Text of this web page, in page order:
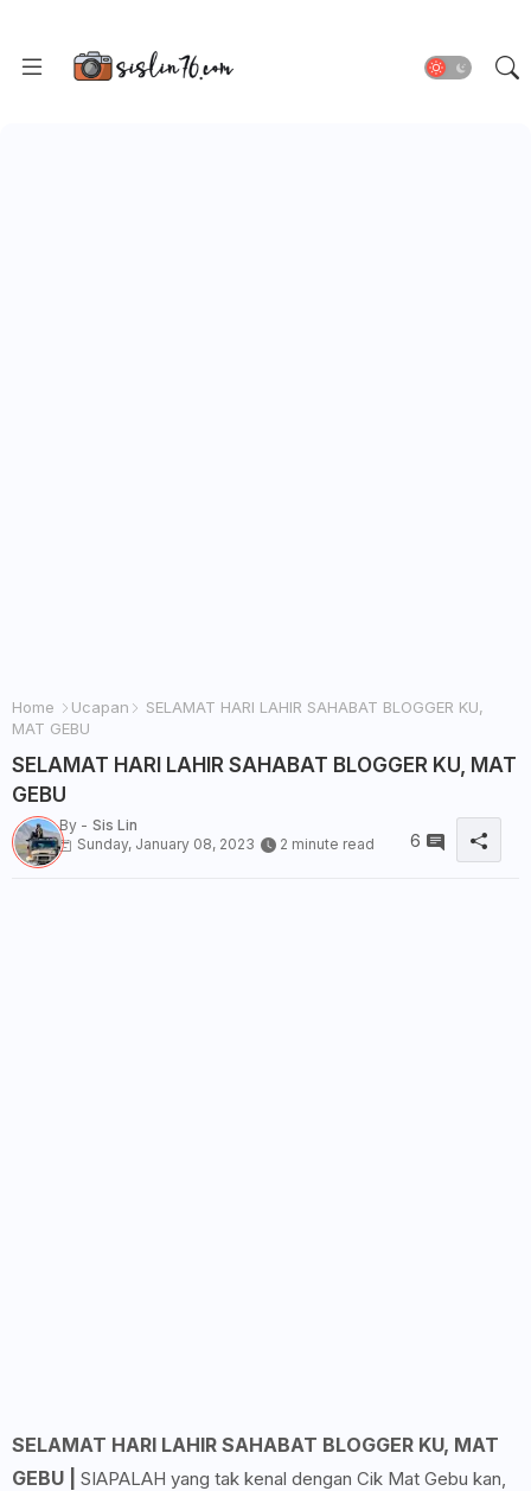
Home Ucapan
SELAMAT HARI LAHIR SAHABAT BLOGGER KU,
MAT GEBU
SELAMAT HARI LAHIR SAHABAT BLOGGER KU, MAT
GEBU
By - Sis Lin
Sunday, January 08, 2023
2 minute read 6
SELAMAT HARI LAHIR SAHABAT BLOGGER KU, MAT
GEBU |
SIAPALAH yang tak kenal dengan Cik Mat Gebu kan,